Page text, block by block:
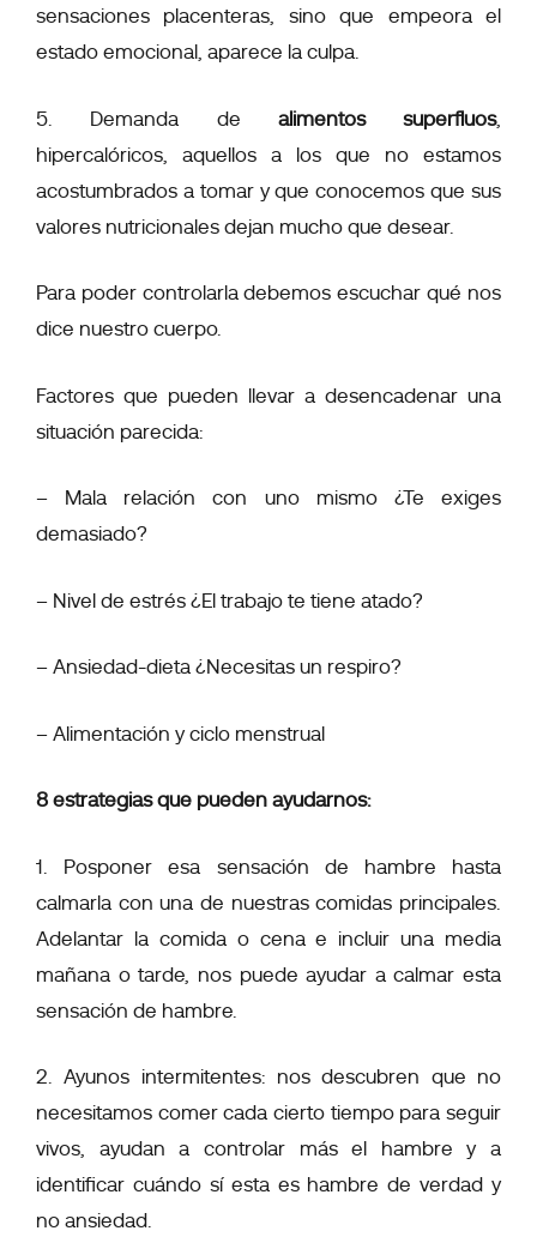
sensaciones placenteras, sino que empeora el
estado emocional, aparece la culpa.
5. Demanda de alimentos superfluos,
hipercalóricos, aquellos a los que no estamos
acostumbrados a tomar y que conocemos que sus
valores nutricionales dejan mucho que desear.
Para poder controlarla debemos escuchar qué nos
dice nuestro cuerpo.
Factores que pueden llevar a desencadenar una
situación parecida:
– Mala relación con uno mismo ¿Te exiges
demasiado?
– Nivel de estrés ¿El trabajo te tiene atado?
– Ansiedad-dieta ¿Necesitas un respiro?
– Alimentación y ciclo menstrual
8 estrategias que pueden ayudarnos:
1. Posponer esa sensación de hambre hasta
calmarla con una de nuestras comidas principales.
Adelantar la comida o cena e incluir una media
mañana o tarde, nos puede ayudar a calmar esta
sensación de hambre.
2. Ayunos intermitentes: nos descubren que no
necesitamos comer cada cierto tiempo para seguir
vivos, ayudan a controlar más el hambre y a
identificar cuándo sí esta es hambre de verdad y
no ansiedad.